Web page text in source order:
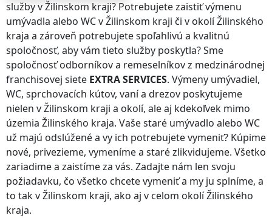
službyv Žilinskom kraji? Potrebujete zaistiť výmenu
umývadla alebo WCv Žilinskom kraji či v okolíŽilinského
kraja a zároveň potrebujete spoľahlivú a kvalitnú
spoločnosť, aby vám tieto služby poskytla? Sme
spoločnosť odborníkov a remeselníkov z medzinárodnej
franchisovej siete EXTRA SERVICES. Výmeny umývadiel,
WC, sprchovacích kútov, vaní a drezov poskytujeme
nielen v Žilinskom kraji a okolí, ale aj kdekoľvek mimo
územia Žilinského kraja. Vaše staré umývadlo alebo WC
už majú odslúžené a vy ich potrebujete vymeniť? Kúpime
nové, privezieme, vymeníme a staré zlikvidujeme. Všetko
zariadime a zaistíme za vás. Zadajte nám len svoju
požiadavku, čo všetko chcete vymeniť a my ju splníme, a
to takv Žilinskom kraji, ako aj v celom okolíŽilinského
kraja.